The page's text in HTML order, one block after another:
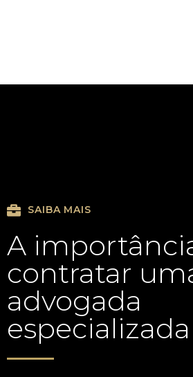
SAIBA MAIS
A
contratar
advogada
especializada